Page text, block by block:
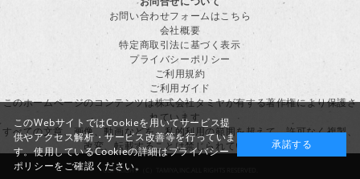
お問い合わせフォームはこちら
会社概要
特定商取引法に基づく表示
プライバシーポリシー
ご利用規約
ご利用ガイド
このホームページのコンテンツは株式会社タミヤが有する著作権により保護さ
れています。
すべての文章、画像、動画などを、私的利用の範囲を超えて、許可なく複製、
改変、転載することは禁じられています。
COPYRIGHT （C）TAMIYA,INC.ALL RIGHTS RESERVED.
このWebサイトではCookieを用いてサービス提
供やアクセス解析・サービス改善等を行っていま
す。使用しているCookieの詳細はプライバシー
ポリシーをご確認ください。
承諾する